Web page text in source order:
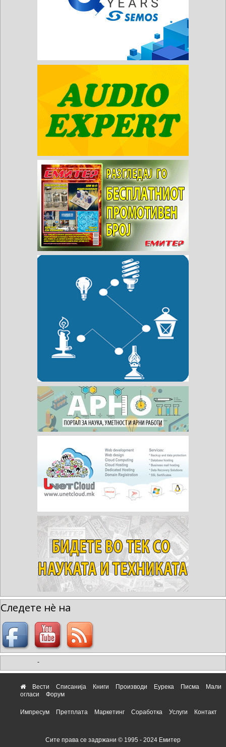
Следете нè на
-
Вести Списанија Книги Производи Еурека Писма
Мали
огласи
Форум
Импресум Претплата Маркетинг Соработка Услуги Контакт
Сите права се задржани © 1995 - 2024 Емитер